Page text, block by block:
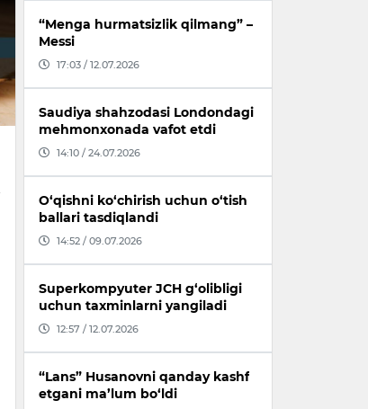
“Menga hurmatsizlik qilmang” –
Messi
17:03 / 12.07.2026
Saudiya shahzodasi Londondagi
mehmonxonada vafot etdi
14:10 / 24.07.2026
O‘qishni ko‘chirish uchun o‘tish
ballari tasdiqlandi
14:52 / 09.07.2026
Superkompyuter JCH g‘olibligi
uchun taxminlarni yangiladi
12:57 / 12.07.2026
“Lans” Husanovni qanday kashf
etgani ma’lum bo‘ldi